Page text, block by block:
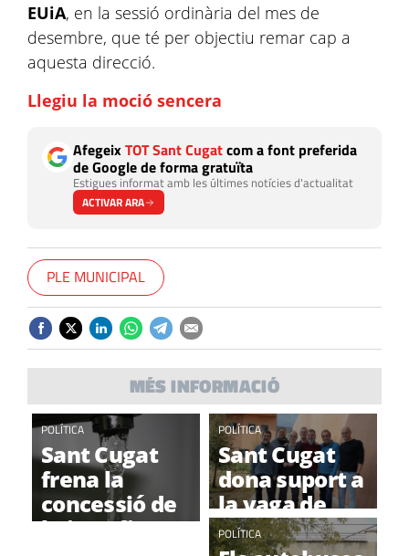
EUiA, en la sessió ordinària del mes de
desembre, que té per objectiu remar cap a
aquesta direcció.
Llegiu la moció sencera
AfegeixTOT Sant Cugatcom a font preferida
de Google de forma gratuïta
Estigues informat amb les últimes notícies d'actualitat
ACTIVAR ARA
PLE MUNICIPAL
MÉS INFORMACIÓ
POLÍTICA
Sant Cugat
frena la
concessió de
l'aigua fins
POLÍTICA
Sant Cugat
dona suport a
la vaga de
fam dels
POLÍTICA